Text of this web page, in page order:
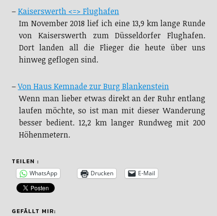
–Kaiserswerth <=> Flughafen
Im November 2018 lief ich eine 13,9 km lange Runde
von Kaiserswerth zum Düsseldorfer Flughafen.
Dort landen all die Flieger die heute über uns
hinweg geflogen sind.
–Von Haus Kemnade zur Burg Blankenstein
Wenn man lieber etwas direkt an der Ruhr entlang
laufen möchte, so ist man mit dieser Wanderung
besser bedient. 12,2 km langer Rundweg mit 200
Höhenmetern.
TEILEN :
WhatsApp Drucken E-Mail
GEFÄLLT MIR: